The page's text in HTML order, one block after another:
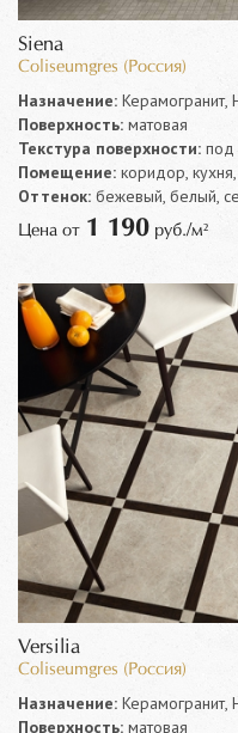
Siena
Coliseumgres (Россия)
Назначение: Керамогранит,
Поверхность: матовая
Текстура поверхности: под
Помещение: коридор,
Оттенок: бежевый, белый,
Цена от 1 190 руб./м²
Versilia
Coliseumgres (Россия)
Назначение: Керамогранит,
Поверхность: матовая